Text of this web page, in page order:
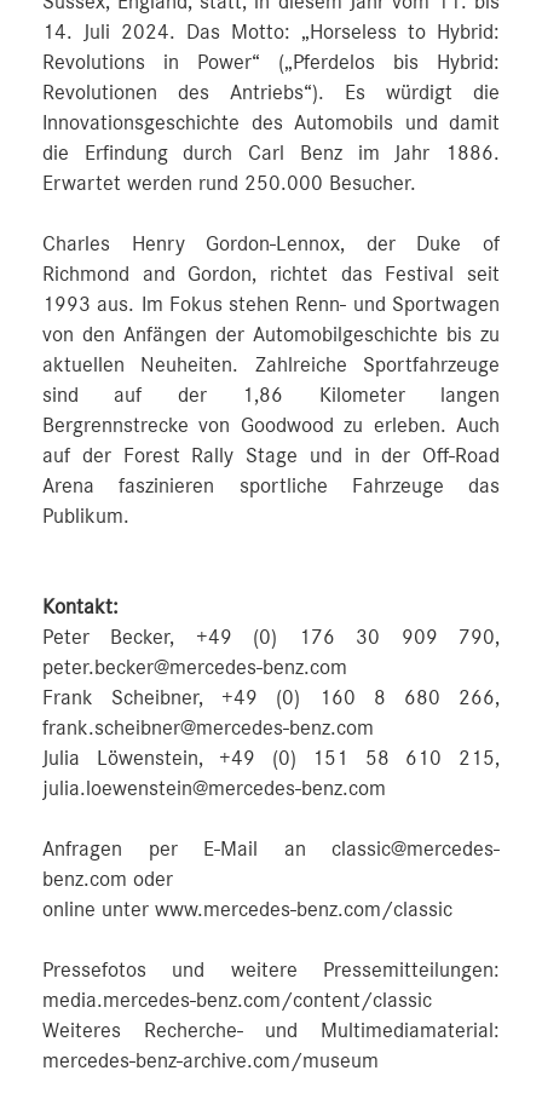
14. Juli 2024. Das Motto: „Horseless to Hybrid:
Revolutions in Power“ („Pferdelos bis Hybrid:
Revolutionen des Antriebs“). Es würdigt die
Innovationsgeschichte des Automobils und damit
die Erfindung durch Carl Benz im Jahr 1886.
Erwartet werden rund 250.000 Besucher.
Charles Henry Gordon-Lennox, der Duke of
Richmond and Gordon, richtet das Festival seit
1993 aus. Im Fokus stehen Renn- und Sportwagen
von den Anfängen der Automobilgeschichte bis zu
aktuellen Neuheiten. Zahlreiche Sportfahrzeuge
sind auf der 1,86 Kilometer langen
Bergrennstrecke von Goodwood zu erleben. Auch
auf der Forest Rally Stage und in der Off-Road
Arena faszinieren sportliche Fahrzeuge das
Publikum.
Kontakt:
Peter Becker, +49 (0) 176 30 909 790,
peter.becker@mercedes-benz.com
Frank Scheibner, +49 (0) 160 8 680 266,
frank.scheibner@mercedes-benz.com
Julia Löwenstein, +49 (0) 151 58 610 215,
julia.loewenstein@mercedes-benz.com
Anfragen per E-Mail an classic@mercedes-
benz.com oder
online unter www.mercedes-benz.com/classic
Pressefotos und weitere Pressemitteilungen:
media.mercedes-benz.com/content/classic
Weiteres Recherche- und Multimediamaterial:
mercedes-benz-archive.com/museum